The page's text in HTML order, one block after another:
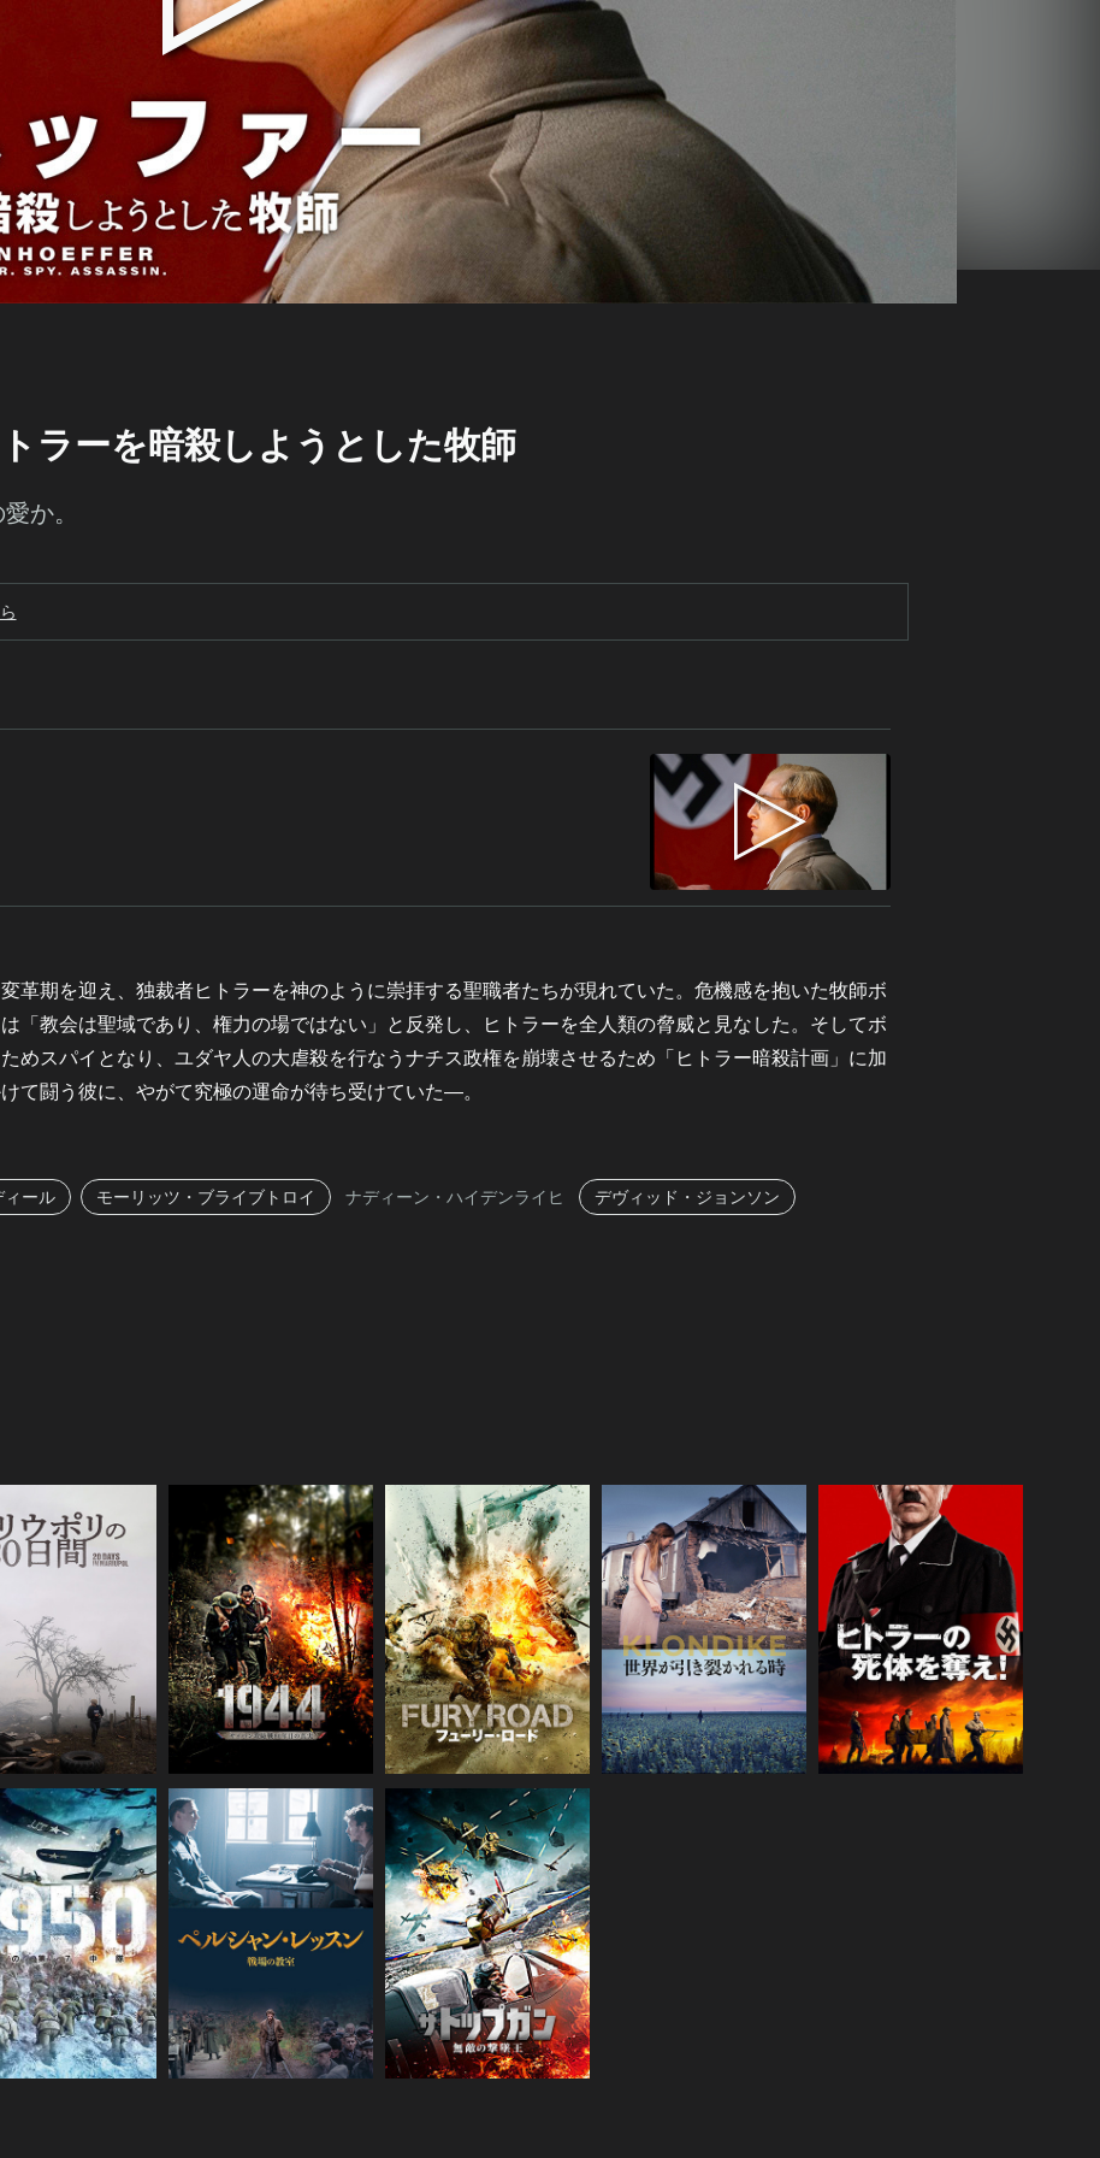
ラーを暗殺しようとした牧師
か。
革期を迎え、独裁者ヒトラーを神のように崇拝する聖職者たちが現れていた。危機感を抱いた牧師ボ
「教会は聖域であり、権力の場ではない」と反発し、ヒトラーを全人類の脅威と見なした。そしてボ
めスパイとなり、ユダヤ人の大虐殺を行なうナチス政権を崩壊させるため「ヒトラー暗殺計画」に加
て闘う彼に、やがて究極の運命が待ち受けていた―。
ィール モーリッツ・ブライブトロイ ナディーン・ハイデンライヒ デヴィッド・ジョンソン